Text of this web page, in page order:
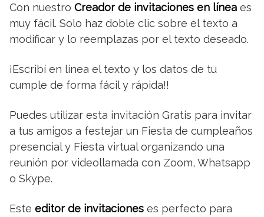
Con nuestro Creador de invitaciones en línea es
muy fácil. Solo haz doble clic sobre el texto a
modificar y lo reemplazas por el texto deseado.
¡Escribí en línea el texto y los datos de tu
cumple de forma fácil y rápida!!
Puedes utilizar esta invitación Gratis para invitar
a tus amigos a festejar un Fiesta de cumpleaños
presencial y Fiesta virtual organizando una
reunión por videollamada con Zoom, Whatsapp
o Skype.
Este editor de invitaciones es perfecto para